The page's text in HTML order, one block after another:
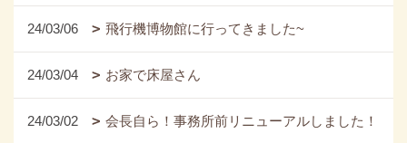
24/03/06 飛行機博物館に行ってきました~
24/03/04 お家で床屋さん
24/03/02 会長自ら！事務所前リニューアルしました！